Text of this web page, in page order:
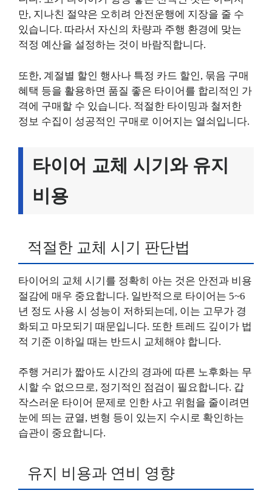
만, 지나친 절약은 오히려 안전운행에 지장을 줄 수
있습니다. 따라서 자신의 차량과 주행 환경에 맞는
적정 예산을 설정하는 것이 바람직합니다.
또한, 계절별 할인 행사나 특정 카드 할인, 묶음 구매
혜택 등을 활용하면 품질 좋은 타이어를 합리적인 가
격에 구매할 수 있습니다. 적절한 타이밍과 철저한
정보 수집이 성공적인 구매로 이어지는 열쇠입니다.
타이어 교체 시기와 유지
비용
적절한 교체 시기 판단법
타이어의 교체 시기를 정확히 아는 것은 안전과 비용
절감에 매우 중요합니다. 일반적으로 타이어는 5~6
년 정도 사용 시 성능이 저하되는데, 이는 고무가 경
화되고 마모되기 때문입니다. 또한 트레드 깊이가 법
적 기준 이하일 때는 반드시 교체해야 합니다.
주행 거리가 짧아도 시간의 경과에 따른 노후화는 무
시할 수 없으므로, 정기적인 점검이 필요합니다. 갑
작스러운 타이어 문제로 인한 사고 위험을 줄이려면
눈에 띄는 균열, 변형 등이 있는지 수시로 확인하는
습관이 중요합니다.
유지 비용과 연비 영향